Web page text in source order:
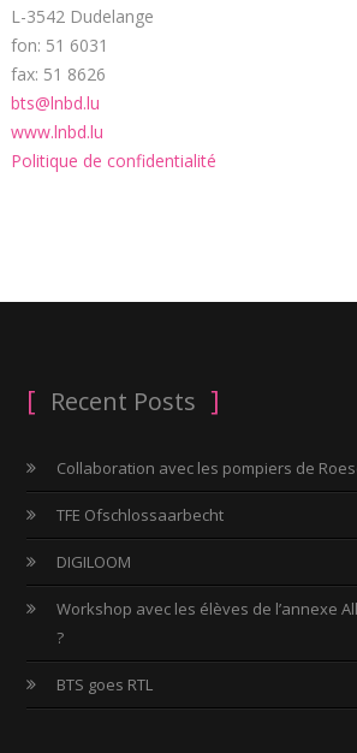
L-3542 Dudelange
fon: 51 6031
fax: 51 8626
bts@lnbd.lu
www.lnbd.lu
Politique de confidentialité
Recent Posts
Collaboration avec les pompiers de
TFE Ofschlossaarbecht
DIGILOOM
Workshop avec les élèves de l’annexe
?
BTS goes RTL